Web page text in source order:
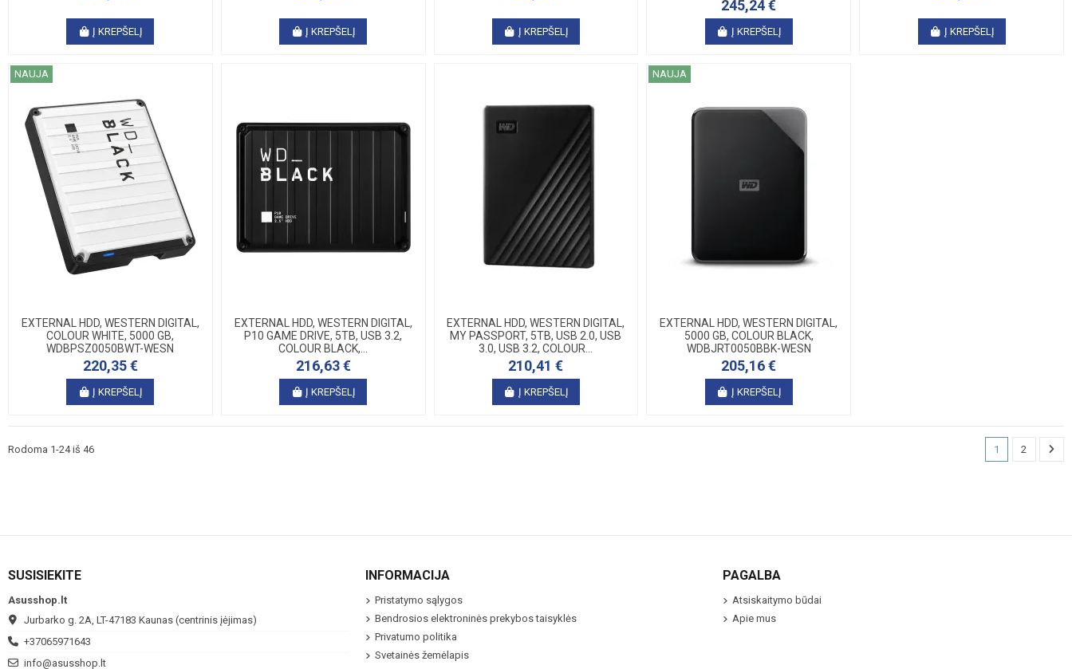
Į KREPŠELĮ Į KREPŠELĮ Į KREPŠELĮ
245,24 €
Į KREPŠELĮ Į KREPŠELĮ
NAUJA
EXTERNAL HDD, WESTERN DIGITAL,
COLOUR WHITE, 5000 GB,
WDBPSZ0050BWT-WESN
220,35 €
Į KREPŠELĮ
EXTERNAL HDD, WESTERN DIGITAL,
P10 GAME DRIVE, 5TB, USB 3.2,
COLOUR BLACK,...
216,63 €
Į KREPŠELĮ
EXTERNAL HDD, WESTERN DIGITAL,
MY PASSPORT, 5TB, USB 2.0, USB
3.0, USB 3.2, COLOUR...
210,41 €
Į KREPŠELĮ
NAUJA
EXTERNAL HDD, WESTERN DIGITAL,
5000 GB, COLOUR BLACK,
WDBJRT0050BBK-WESN
205,16 €
Į KREPŠELĮ
Rodoma 1-24 iš 46 1 2
SUSISIEKITE
Asusshop.lt
Jurbarko g. 2A, LT-47183 Kaunas (centrinis įėjimas)
+37065971643
info@asusshop.lt
INFORMACIJA
Pristatymo sąlygos
Bendrosios elektroninės prekybos taisyklės
Privatumo politika
Svetainės žemėlapis
PAGALBA
Atsiskaitymo būdai
Apie mus